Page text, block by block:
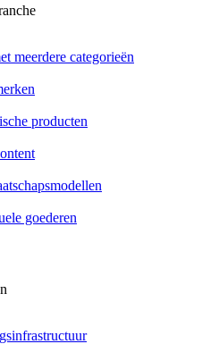
meerdere categorieën
producten
goederen